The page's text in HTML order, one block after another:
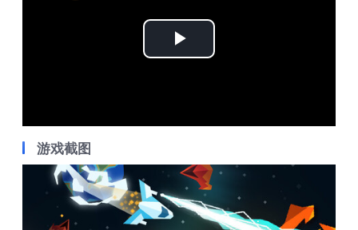
Play
游戏截图